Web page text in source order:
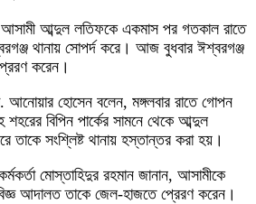
আসামী আব্দুল লতিফকে একমাস পর গতকাল রাতে
থানায় সোপর্দ করে। আজ বুধবার ঈশ্বরগঞ্জ
করেন।
আনোয়ার হোসেন বলেন, মঙ্গলবার রাতে গোপন
শহরের বিপিন পার্কের সামনে থেকে আব্দুল
সংশ্লিষ্ট থানায় হস্তান্তর করা হয়।
মোস্তাহিদুর রহমান জানান, আসামীকে
আদালত তাকে জেল-হাজতে প্রেরণ করেন।